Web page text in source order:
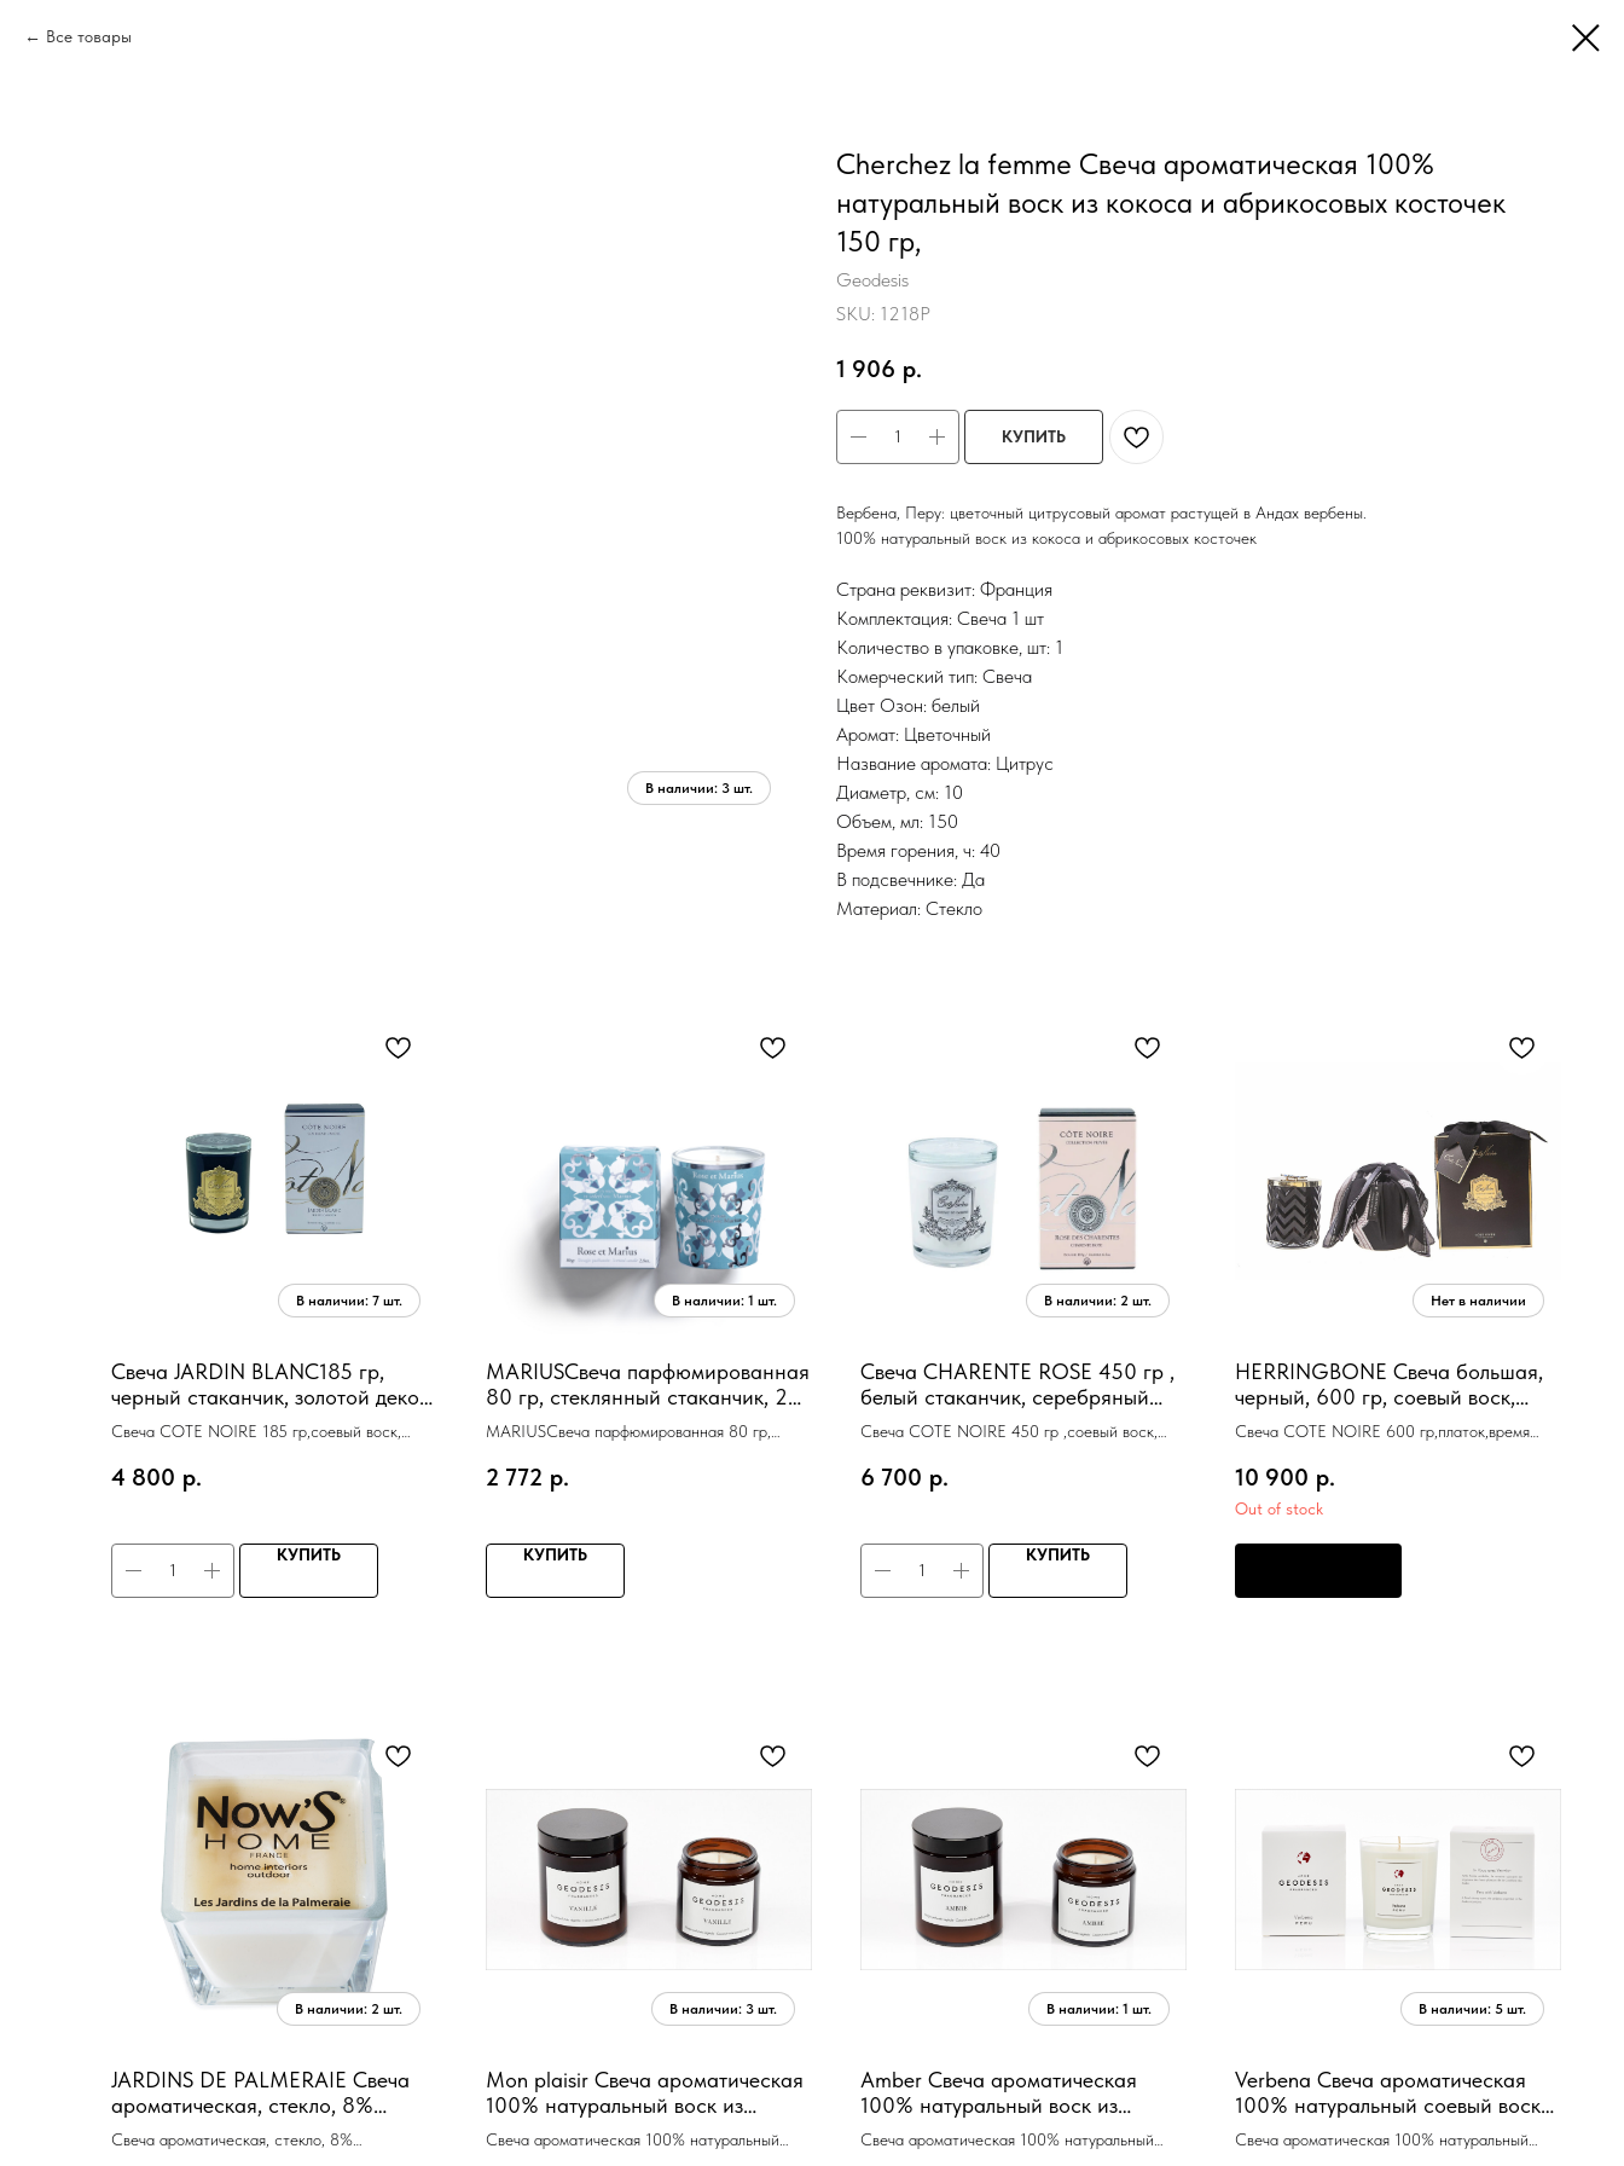
Все товары
Cherchez la femme Свеча ароматическая 100%
натуральный воск из кокоса и абрикосовых косточек
150 гр,
Geodesis
SKU: 1218P
1 906 р.
КУПИТЬ
Вербена, Перу: цветочный цитрусовый аромат растущей в Андах вербены.
100% натуральный воск из кокоса и абрикосовых косточек
Страна реквизит: Франция
Комплектация: Свеча 1 шт
Количество в упаковке, шт: 1
Комерческий тип: Свеча
Цвет Озон: белый
Аромат: Цветочный
Название аромата: Цитрус
Диаметр, см: 10
Объем, мл: 150
Время горения, ч: 40
В подсвечнике: Да
Материал: Стекло
Свеча JARDIN BLANC185 гр,
черный стаканчик, золотой декор,
ВхШхД 13,5х8х8 см соевый воск,
Свеча COTE NOIRE 185 гр,соевый воск,
4 800 р.
КУПИТЬ
MARIUSСвеча парфюмированная
80 гр, стеклянный стаканчик, 25
часов горения 5х7х6 см
MARIUSСвеча парфюмированная 80 гр,
5х7х6 см
2 772 р.
КУПИТЬ
Свеча CHARENTE ROSE 450 гр ,
белый стаканчик, серебряный
декор, время горения 100
Свеча COTE NOIRE 450 гр ,соевый воск,
6 700 р.
КУПИТЬ
HERRINGBONE Свеча большая,
черный, 600 гр, соевый воск,
платок, время горения 100 ч
Свеча COTE NOIRE 600 гр,платок,время
10 900 р.
Out of stock
JARDINS DE PALMERAIE Свеча
ароматическая, стекло, 8%
ароматического экстракта, 400
мл, 70 ч горения
Свеча ароматическая, стекло, 8%
Mon plaisir Свеча ароматическая
100% натуральный воск из
кокоса и абрикосовых косточек
150 гр, время
Свеча ароматическая 100% натуральный
Amber Свеча ароматическая
100% натуральный воск из
кокоса и абрикосовых косточек
150 гр, время горен
Свеча ароматическая 100% натуральный
Verbena Свеча ароматическая
100% натуральный соевый воск
180 гр, время горения 50 ч.
Свеча ароматическая 100% натуральный